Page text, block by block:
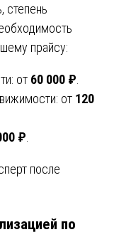
степень
прайсу:
от 60 000 ₽
от 120
₽
после
по